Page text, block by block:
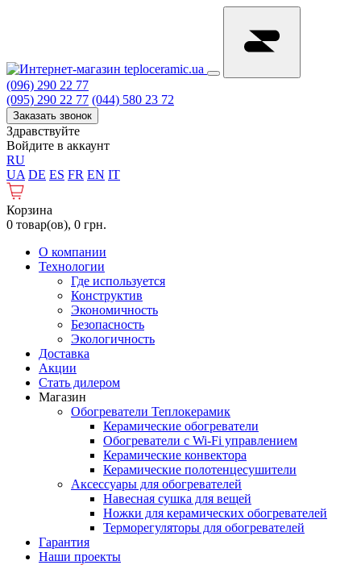
(096) 290 22 77
(095) 290 22 77 (044) 580 23 72
Заказать звонок
Здравствуйте
Войдите в аккаунт
RU
UA DE ES FR EN IT
Корзина
0 товар(ов), 0 грн.
О компании
Технологии
Где используется
Конструктив
Экономичность
Безопасность
Экологичность
Доставка
Акции
Стать дилером
Магазин
Обогреватели Теплокерамик
Керамические обогреватели
Обогреватели с Wi-Fi управлением
Керамические конвектора
Керамические полотенцесушители
Аксессуары для обогревателей
Навесная сушка для вещей
Ножки для керамических обогревателей
Терморегуляторы для обогревателей
Гарантия
Наши проекты